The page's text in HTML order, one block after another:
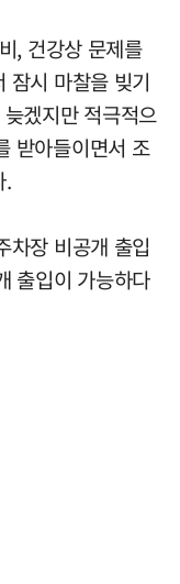
, 건강상 문제를
잠시 마찰을 빚기
겠지만 적극적으
받아들이면서 조
.
차장 비공개 출입
출입이 가능하다